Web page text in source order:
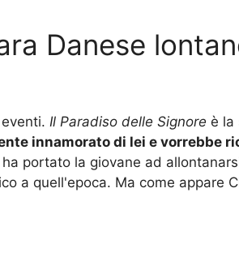
Danese
Il Paradiso delle Signore è la
innamorato di lei e vorrebbe
ha portato la giovane ad
a quell'epoca. Ma come appare